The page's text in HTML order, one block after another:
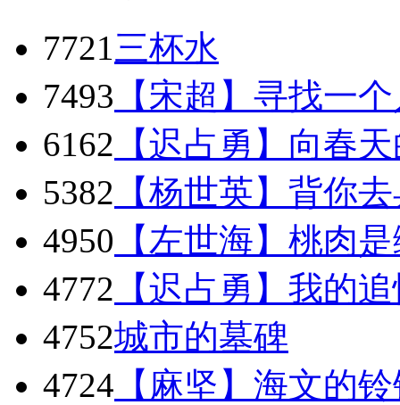
7721 三杯水
7493 【宋超】寻找一
6162 【迟占勇】向春
5382 【杨世英】背你
4950 【左世海】桃肉
4772 【迟占勇】我
4752城市的墓碑
4724 【麻坚】海文的